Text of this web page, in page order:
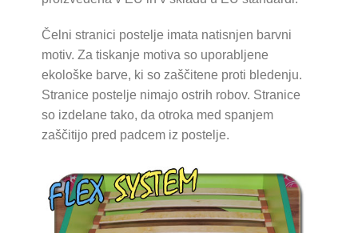
Čelni stranici postelje imata natisnjen barvni
motiv. Za tiskanje motiva so uporabljene
ekološke barve, ki so zaščitene proti bledenju.
Stranice postelje nimajo ostrih robov. Stranice
so izdelane tako, da otroka med spanjem
zaščitijo pred padcem iz postelje.